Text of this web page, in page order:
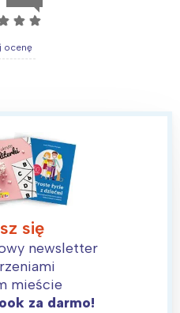
☆ ☆
ocenę
się
newsletter
mieście
za darmo!